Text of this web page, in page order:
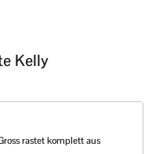
Kelly
rastet komplett aus